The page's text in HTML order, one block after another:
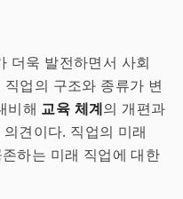
더욱 발전하면서 사회
업의 구조와 종류가 변
비해 교육 체계의 개편과
견이다. 직업의 미래
하는 미래 직업에 대한